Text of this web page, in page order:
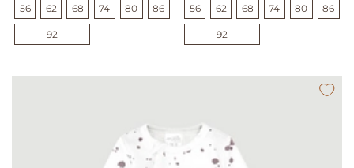
56 62 68 74 80 86
92
56 62 68 74 80 86
92